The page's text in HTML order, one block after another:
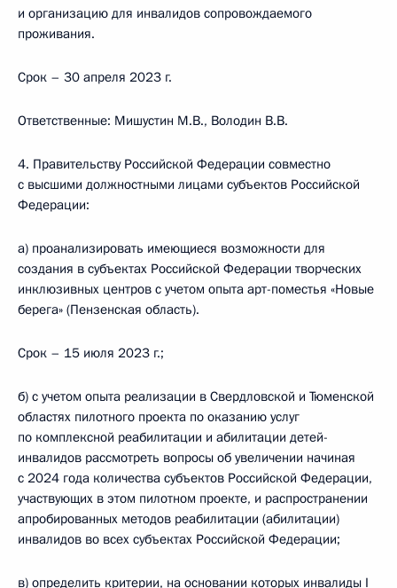
и организацию для инвалидов сопровождаемого
проживания.
Срок – 30 апреля 2023 г.
Ответственные: Мишустин М.В., Володин В.В.
4. Правительству Российской Федерации совместно
с высшими должностными лицами субъектов Российской
Федерации:
а) проанализировать имеющиеся возможности для
создания в субъектах Российской Федерации творческих
инклюзивных центров с учетом опыта арт-поместья «Новые
берега» (Пензенская область).
Срок – 15 июля 2023 г.;
б) с учетом опыта реализации в Свердловской и Тюменской
областях пилотного проекта по оказанию услуг
по комплексной реабилитации и абилитации детей-
инвалидов рассмотреть вопросы об увеличении начиная
с 2024 года количества субъектов Российской Федерации,
участвующих в этом пилотном проекте, и распространении
апробированных методов реабилитации (абилитации)
инвалидов во всех субъектах Российской Федерации;
в) определить критерии, на основании которых инвалиды I